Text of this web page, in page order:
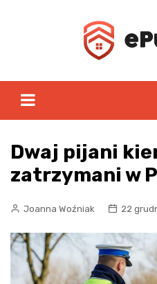
Dwaj pijani
zatrzymani w
Joanna Woźniak 22